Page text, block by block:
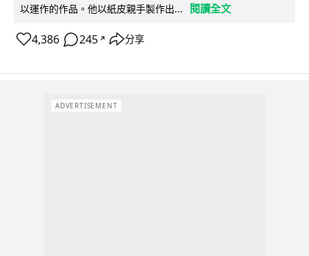
以運作的作品。他以紙皮親手製作出...
閱讀全文
4,386 245 ↗ 分享
ADVERTISEMENT